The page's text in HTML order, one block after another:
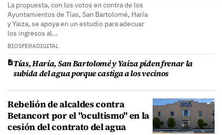
La propuesta, con los votos en contra de los
Ayuntamientos de Tías, San Bartolomé, Haría
y Yaiza, se apoya en un estudio para adecuar
los ingresos al…
BIOSFERADIGITAL
Tías, Haría, San Bartolomé y Yaiza piden frenar la
subida del agua porque castiga a los vecinos
Rebelión de alcaldes contra
Betancort por el "ocultismo" en la
cesión del contrato del agua